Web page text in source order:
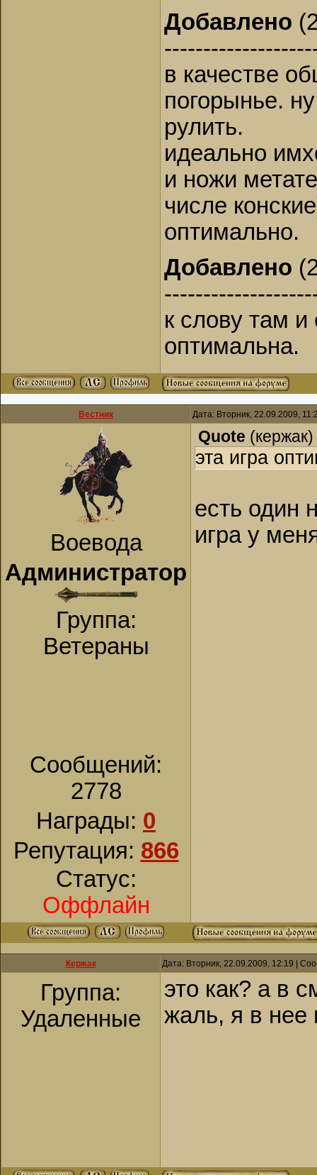
Добавлено
в качестве
погорынье.
рулить.
идеально
и ножи
числе
оптимально.
Добавлено
к слову там и
оптимальна.
Вестник Дата: Вторник, 22.09.2009,
Воевода
Администратор
Группа:
Ветераны
Сообщений:
2778
Награды: 0
Репутация: 866
Статус:
Оффлайн
Quote (кержак)
эта игра
есть один
игра у
Кержак Дата: Вторник, 22.09.2009, 12:19 |
Группа:
Удаленные
это как? а в
жаль, я в нее